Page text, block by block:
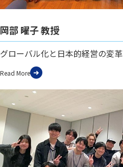
岡部 曜子 教授
グローバル化と日本的経営の変革
Read More